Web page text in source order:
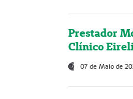
Prestador
Clínico
07 de Maio de